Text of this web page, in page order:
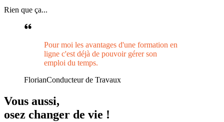
Rien que ça...
Pour moi les avantages d'une formation en
ligne c'est déjà de pouvoir gérer son
emploi du temps.
FlorianConducteur de Travaux
Vous aussi,
osez changer de vie !